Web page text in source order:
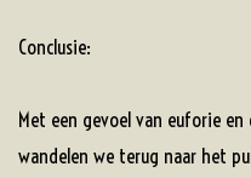
Conclusie:
Met een gevoel van euforie
wandelen we terug naar het